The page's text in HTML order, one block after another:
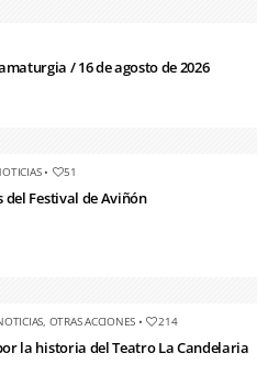
/ 16 de agosto de 2026
• 51
del Festival de Aviñón
OTRAS ACCIONES • 214
la historia del Teatro La Candelaria